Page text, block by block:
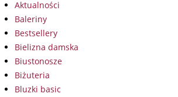
Aktualności
Baleriny
Bestsellery
Bielizna damska
Biustonosze
Biżuteria
Bluzki basic